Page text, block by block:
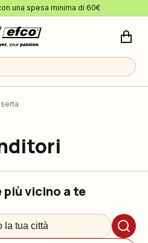
una spesa minima di 60€
vicino a te